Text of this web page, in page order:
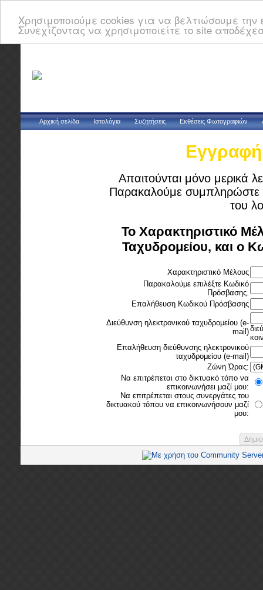
Χρησιμοποιούμε cookies για να βελτιώσουμε
Συνεχίζοντας να χρησιμοποιείτε το site
Αρχική σελίδα Ιστολόγια Συζητήσεις Εκθέσεις Φωτογραφιών
Εγγραφή
Απαιτούνται μόνο μερικά
Παρακαλούμε συμπληρώστε
του
Το Χαρακτηριστικό
Ταχυδρομείου, και ο
Χαρακτηριστικό Μέλους
Παρακαλούμε επιλέξτε Κωδικό
Πρόσβασης.
Επαλήθευση Κωδικού Πρόσβασης
Διεύθυνση ηλεκτρονικού ταχυδρομείου (e-
mail)
Επαλήθευση διεύθυνσης ηλεκτρονικού
ταχυδρομείου (e-mail)
Ζώνη Ώρας:
Να επιτρέπεται στο δικτυακό τόπο να
επικοινωνήσει μαζί μου:
Να επιτρέπεται στους συνεργάτες του
δικτυακού τόπου να επικοινωνήσουν μαζί
μου: